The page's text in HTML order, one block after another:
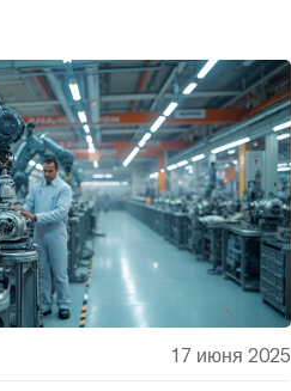
17 июня 2025